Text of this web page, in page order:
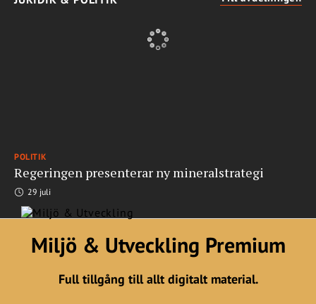
POLITIK
Regeringen presenterar ny mineralstrategi
29 juli
Miljö & Utveckling Premium
Full tillgång till allt digitalt material.